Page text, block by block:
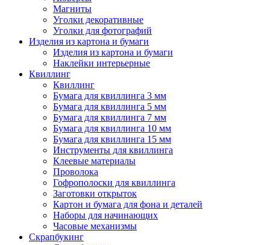
Магниты
Уголки декоративные
Уголки для фотографий
Изделия из картона и бумаги
Изделия из картона и бумаги
Наклейки интерьерные
Квиллинг
Квиллинг
Бумага для квиллинга 3 мм
Бумага для квиллинга 5 мм
Бумага для квиллинга 7 мм
Бумага для квиллинга 10 мм
Бумага для квиллинга 15 мм
Инструменты для квиллинга
Клеевые материалы
Проволока
Гофрополоски для квиллинга
Заготовки открыток
Картон и бумага для фона и деталей
Наборы для начинающих
Часовые механизмы
Скрапбукинг